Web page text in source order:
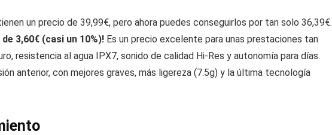
un precio de 39,99€, pero ahora puedes conseguirlos por tan solo 36,39€.
3,60€ (casi un 10%)! Es un precio excelente para unas prestaciones tan
resistencia al agua IPX7, sonido de calidad Hi-Res y autonomía para días.
anterior, con mejores graves, más ligereza (7.5g) y la última tecnología